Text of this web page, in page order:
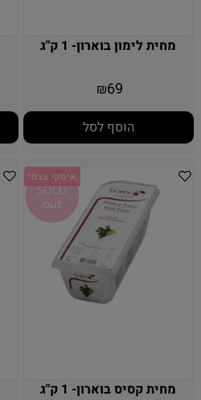
מחית לימון בוארון- 1 ק"ג
₪69
הוסף לסל
איסוף עצמי
מחית קסיס בוארון- 1 ק"ג